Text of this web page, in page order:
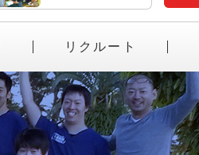
リクルート